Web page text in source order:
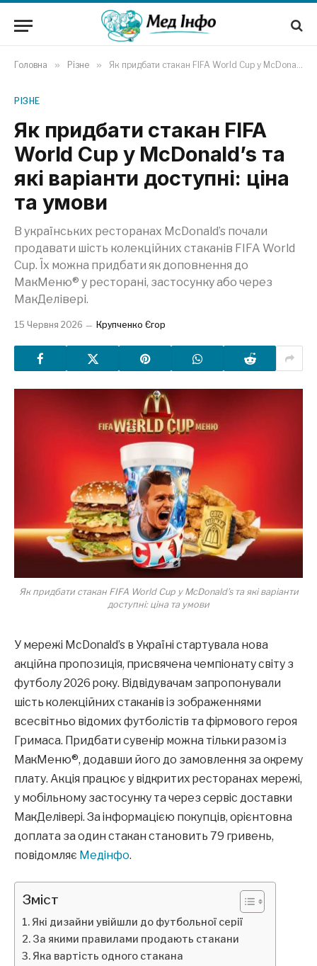
Головна » Різне » Як придбати стакан FIFA World Cup у McDonald’s та які варіанти доступні: ціна та умови
РІЗНЕ
Як придбати стакан FIFA
World Cup у McDonald’s та
які варіанти доступні: ціна
та умови
В українських ресторанах McDonald’s почали
продавати шість колекційних стаканів FIFA World
Cup. Їх можна придбати як доповнення до
МакМеню® у ресторані, застосунку або через
МакДелівері.
15 Червня 2026 Крупченко Єгор
Як придбати стакан FIFA World Cup у McDonald’s та які варіанти
доступні: ціна та умови
У мережі McDonald’s в Україні стартувала нова
акційна пропозиція, присвячена чемпіонату світу з
футболу 2026 року. Відвідувачам запропонували
шість колекційних стаканів із зображеннями
всесвітньо відомих футболістів та фірмового героя
Гримаса. Придбати сувенір можна тільки разом із
МакМеню®, додавши його до замовлення за окрему
плату. Акція працює у відкритих ресторанах мережі,
у мобільному застосунку та через сервіс доставки
МакДелівері. За інформацією покупців, орієнтовна
доплата за один стакан становить 79 гривень,
повідомляє Медінфо.
Зміст
Які дизайни увійшли до футбольної серії
За якими правилами продають стакани
Яка вартість одного стакана